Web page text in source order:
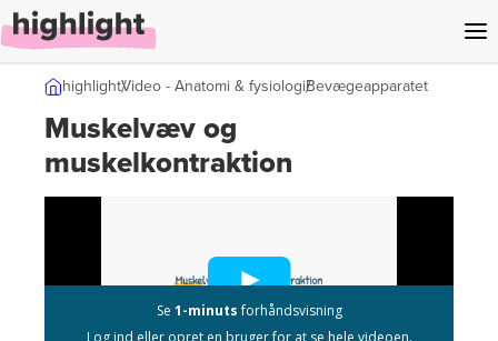
highlightVideo - Anatomi & fysiologiBevægeapparatet
Muskelvæv og
muskelkontraktion